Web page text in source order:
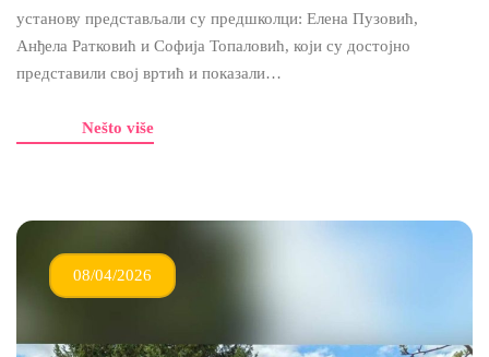
установу представљали су предшколци: Елена Пузовић,
Анђела Ратковић и Софија Топаловић, који су достојно
представили свој вртић и показали…
Nešto više
08/04/2026